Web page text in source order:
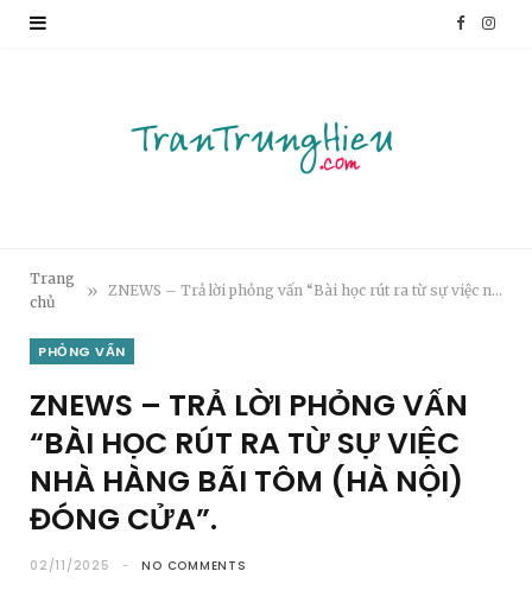
F I
Trang
chủ
» ZNEWS – Trả lời phỏng vấn “Bài học rút ra từ sự việc nhà hàng Bãi Tôm (Hà Nội) đóng cửa”.
PHỎNG VẤN
ZNEWS – TRẢ LỜI PHỎNG VẤN
“BÀI HỌC RÚT RA TỪ SỰ VIỆC
NHÀ HÀNG BÃI TÔM (HÀ NỘI)
ĐÓNG CỬA”.
02/11/2025 NO COMMENTS